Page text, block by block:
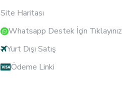
Site Haritası
Whatsapp Destek İçin Tıklayınız
Yurt Dışı Satış
Ödeme Linki